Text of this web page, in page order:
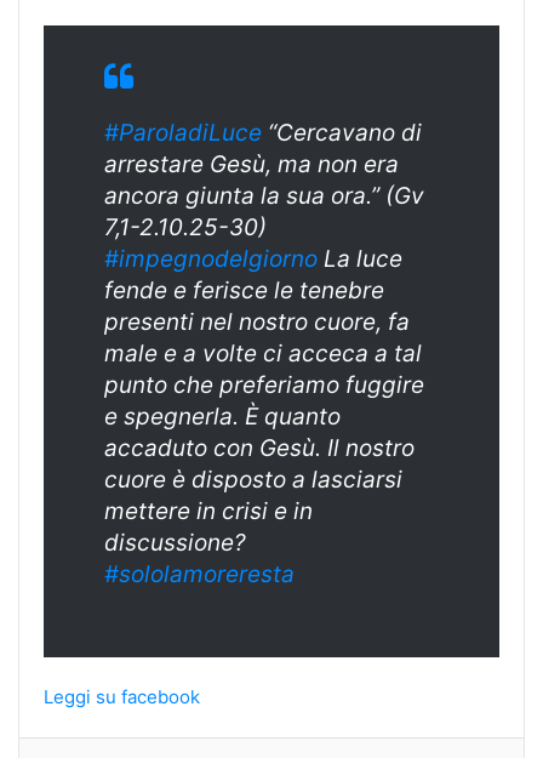
#ParoladiLuce “Cercavano di
arrestare Gesù, ma non era
ancora giunta la sua ora.” (Gv
7,1-2.10.25-30)
#impegnodelgiorno La luce
fende e ferisce le tenebre
presenti nel nostro cuore, fa
male e a volte ci acceca a tal
punto che preferiamo fuggire
e spegnerla. È quanto
accaduto con Gesù. Il nostro
cuore è disposto a lasciarsi
mettere in crisi e in
discussione?
#sololamoreresta
Leggi su facebook